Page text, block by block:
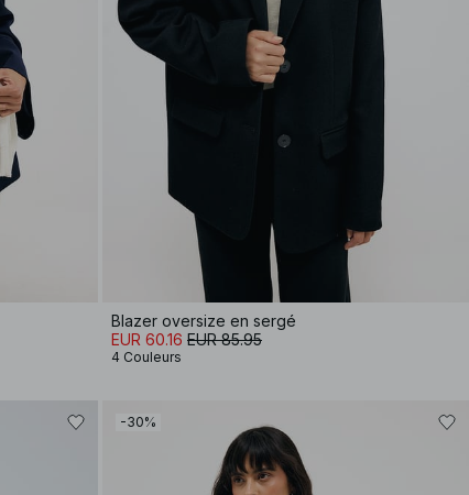
Blazer oversize en sergé
EUR 60.16 EUR 85.95
4 Couleurs
-30%